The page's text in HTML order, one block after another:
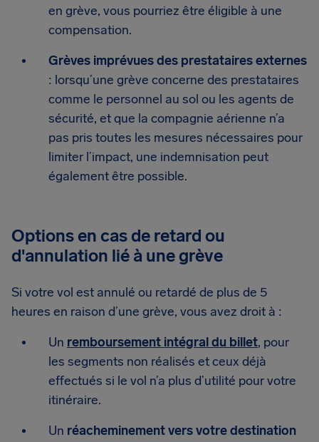
en grève, vous pourriez être éligible à une
compensation.
Grèves imprévues des prestataires externes
: lorsqu’une grève concerne des prestataires
comme le personnel au sol ou les agents de
sécurité, et que la compagnie aérienne n’a
pas pris toutes les mesures nécessaires pour
limiter l’impact, une indemnisation peut
également être possible.
Options en cas de retard ou
d'annulation lié à une grève
Si votre vol est annulé ou retardé de plus de 5
heures en raison d’une grève, vous avez droit à :
Un remboursement intégral du billet, pour
les segments non réalisés et ceux déjà
effectués si le vol n’a plus d’utilité pour votre
itinéraire.
Un réacheminement vers votre destination